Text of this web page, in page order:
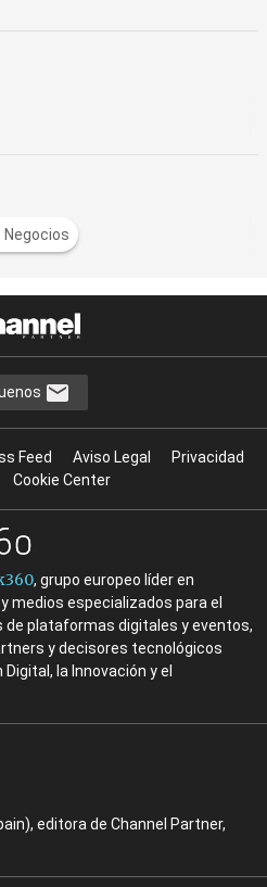
Negocios
Feed Aviso Legal
Privacidad
Cookie Center
, grupo europeo líder en
medios especializados para el
plataformas digitales y eventos,
y decisores tecnológicos
la Innovación y el
editora de Channel Partner,